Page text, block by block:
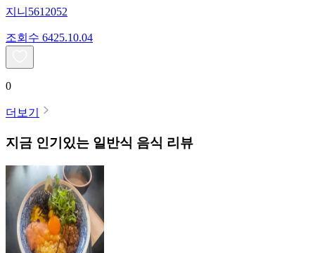
지니5612052
조회수 6425.10.04
0
더보기
지금 인기있는 일반식 음식 리뷰